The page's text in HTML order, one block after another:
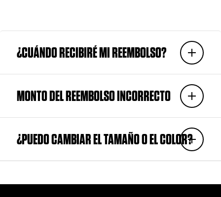
¿CUÁNDO RECIBIRÉ MI REEMBOLSO?
MONTO DEL REEMBOLSO INCORRECTO
¿PUEDO CAMBIAR EL TAMAÑO O EL COLOR?